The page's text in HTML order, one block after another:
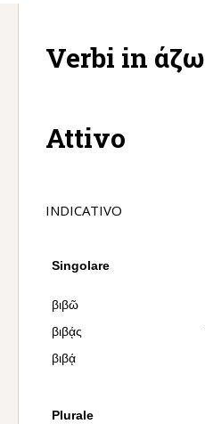
Verbi in άζω
Attivo
INDICATIVO
Singolare
βιβῶ
βιβᾴς
βιβᾴ
Plurale